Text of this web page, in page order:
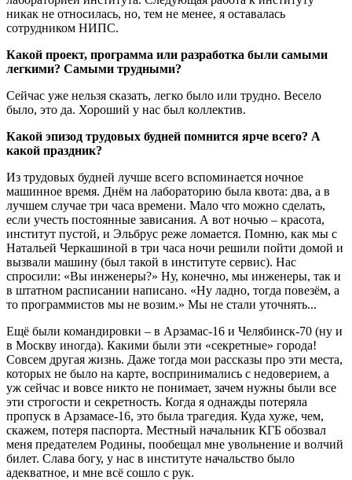
никак не относилась, но, тем не менее, я оставалась
сотрудником НИПС.
Какой проект, программа или разработка были самыми
легкими? Самыми трудными?
Сейчас уже нельзя сказать, легко было или трудно. Весело
было, это да. Хороший у нас был коллектив.
Какой эпизод трудовых будней помнится ярче всего? А
какой праздник?
Из трудовых будней лучше всего вспоминается ночное
машинное время. Днём на лабораторию была квота: два, а в
лучшем случае три часа времени. Мало что можно сделать,
если учесть постоянные зависания. А вот ночью – красота,
институт пустой, и Эльбрус реже ломается. Помню, как мы с
Натальей Черкашиной в три часа ночи решили пойти домой и
вызвали машину (был такой в институте сервис). Нас
спросили: «Вы инженеры?» Ну, конечно, мы инженеры, так и
в штатном расписании написано. «Ну ладно, тогда повезём, а
то программистов мы не возим.» Мы не стали уточнять...
Ещё были командировки – в Арзамас-16 и Челябинск-70 (ну и
в Москву иногда). Какими были эти «секретные» города!
Совсем другая жизнь. Даже тогда мои рассказы про эти места,
которых не было на карте, воспринимались с недоверием, а
уж сейчас и вовсе никто не понимает, зачем нужны были все
эти строгости и секретность. Когда я однажды потеряла
пропуск в Арзамасе-16, это была трагедия. Куда хуже, чем,
скажем, потеря паспорта. Местный начальник КГБ обозвал
меня предателем Родины, пообещал мне увольнение и волчий
билет. Слава богу, у нас в институте начальство было
адекватное, и мне всё сошло с рук.